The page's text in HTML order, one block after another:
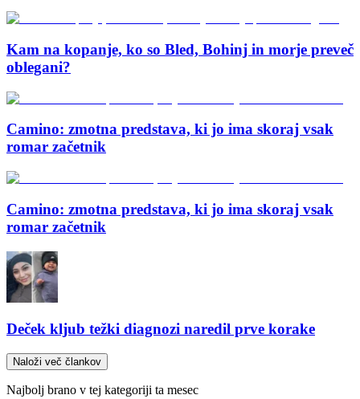
Kam na kopanje, ko so Bled, Bohinj in morje preveč
oblegani?
Camino: zmotna predstava, ki jo ima skoraj vsak
romar začetnik
Camino: zmotna predstava, ki jo ima skoraj vsak
romar začetnik
Deček kljub težki diagnozi naredil prve korake
Naloži več člankov
Najbolj brano v tej kategoriji ta mesec